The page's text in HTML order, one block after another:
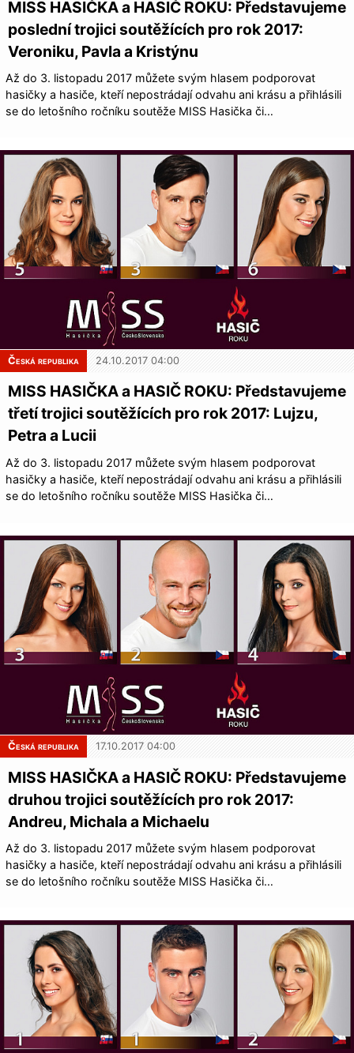
MISS HASIČKA a HASIČ ROKU: Představujeme
poslední trojici soutěžících pro rok 2017:
Veroniku, Pavla a Kristýnu
Až do 3. listopadu 2017 můžete svým hlasem podporovat
hasičky a hasiče, kteří nepostrádají odvahu ani krásu a přihlásili
se do letošního ročníku soutěže MISS Hasička či…
Česká republika 24.10.2017 04:00
MISS HASIČKA a HASIČ ROKU: Představujeme
třetí trojici soutěžících pro rok 2017: Lujzu,
Petra a Lucii
Až do 3. listopadu 2017 můžete svým hlasem podporovat
hasičky a hasiče, kteří nepostrádají odvahu ani krásu a přihlásili
se do letošního ročníku soutěže MISS Hasička či…
Česká republika 17.10.2017 04:00
MISS HASIČKA a HASIČ ROKU: Představujeme
druhou trojici soutěžících pro rok 2017:
Andreu, Michala a Michaelu
Až do 3. listopadu 2017 můžete svým hlasem podporovat
hasičky a hasiče, kteří nepostrádají odvahu ani krásu a přihlásili
se do letošního ročníku soutěže MISS Hasička či…